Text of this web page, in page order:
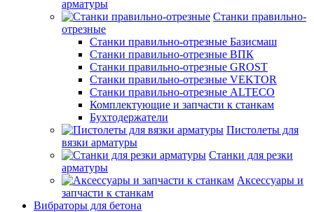
арматуры
Станки правильно-
отрезные
Станки правильно-отрезные Базисмаш
Станки правильно-отрезные ВПК
Станки правильно-отрезные GROST
Станки правильно-отрезные VEKTOR
Станки правильно-отрезные ALTECO
Комплектующие и запчасти к станкам
Бухтодержатели
Пистолеты для
вязки арматуры
Станки для резки
арматуры
Аксессуары и
запчасти к станкам
Вибраторы для бетона